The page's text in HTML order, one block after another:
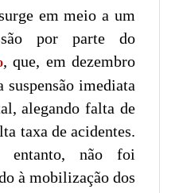
em meio a um
por parte do
, que, em dezembro
imediata
alegando falta de
taxa de acidentes.
entanto, não foi
à mobilização dos